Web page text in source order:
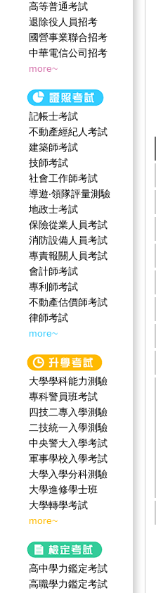
高等普通考試
退除役人員招考
國營事業聯合招考
中華電信公司招考
more~
記帳士考試
不動產經紀人考試
建築師考試
技師考試
社會工作師‍考試
導遊‧領隊評量測驗
地政士考試
保險從業人員考試
消防設備人員考試
專責報關人員考試
會計師考試
專利師考試
不動產估價師考試
律師考試
more~
大學學科能力測驗
專科警員班考試
四技二專入學測驗
二技統一入學測驗
中央警大入學考試
軍事學校入學考試
大學入學分科測驗
大學進修學士班
大學轉學考試
more~
高中學力鑑定考試
高職學力鑑定考試